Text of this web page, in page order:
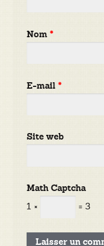
Nom*
E-mail*
Site web
Math Captcha
1 ×
= 3